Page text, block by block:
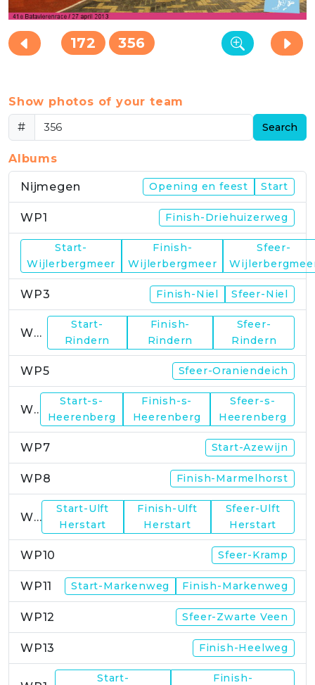
172 356
Show photos of your team
#
Search
Albums
Nijmegen Opening en feest Start
WP1 Finish-Driehuizerweg
WP2
Start-
Wijlerbergmeer
Finish-
Wijlerbergmeer
Sfeer-
WP3 Finish-Niel Sfeer-Niel
WP4
Start-
Rindern
Finish-
Rindern
Sfeer-
Rindern
WP5 Sfeer-Oraniendeich
WP6
Start-s-
Heerenberg
Finish-s-
Heerenberg
Sfeer-s-
Heerenberg
WP7 Start-Azewijn
WP8 Finish-Marmelhorst
WP9
Start-Ulft
Herstart
Finish-Ulft
Herstart
Sfeer-Ulft
Herstart
WP10 Sfeer-Kramp
WP11 Start-Markenweg Finish-Markenweg
WP12 Sfeer-Zwarte Veen
WP13 Finish-Heelweg
Start- Finish-